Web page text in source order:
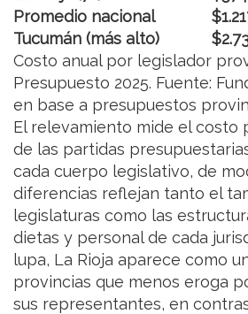
Promedio nacional
Tucumán (más alto)
Costo anual por legislador
Presupuesto 2025. Fuente:
en base a presupuestos
El relevamiento mide el costo
de las partidas
cada cuerpo legislativo, de
diferencias reflejan tanto el
legislaturas como las
dietas y personal de cada
lupa, La Rioja aparece como
provincias que menos eroga
sus representantes, en